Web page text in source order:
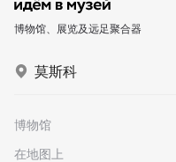
博物馆、展览及远足聚合器
莫斯科
博物馆
在地图上